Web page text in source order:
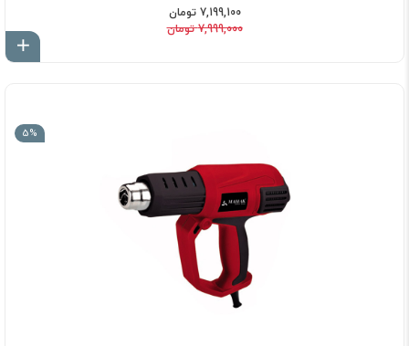
7,199,100 تومان
7,999,000 تومان
5%